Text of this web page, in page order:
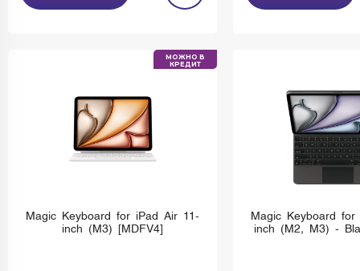
МОЖНО В
КРЕДИТ
Magic Keyboard for iPad Air 11-
inch (M3) [MDFV4]
Magic Keyboard
inch (M2, M3) -